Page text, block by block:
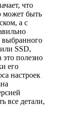
что
может быть
а с
выбранного
SSD,
это полезно
его
настроек
все детали,